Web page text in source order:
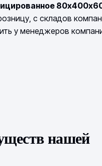
с складов
у менеджеров
нашей